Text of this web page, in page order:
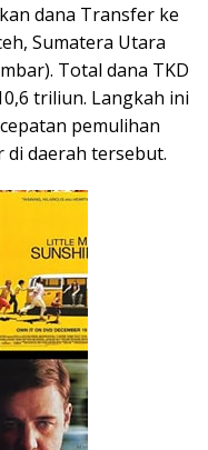
dana Transfer ke
Sumatera Utara
Total dana TKD
triliun. Langkah ini
pemulihan
di daerah tersebut.